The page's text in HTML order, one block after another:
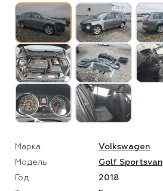
Марка
Volkswagen
Модель
Golf Sportsvan
Год
2018